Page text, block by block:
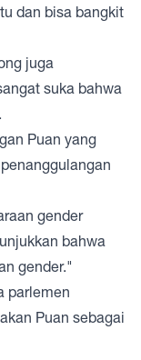
dan bisa bangkit
juga
suka bahwa
Puan yang
gender
bahwa
gender."
parlemen
Puan sebagai